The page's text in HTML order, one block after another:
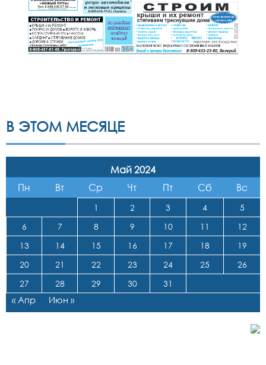
В ЭТОМ МЕСЯЦЕ
Май 2024
Пн
Вт Ср Чт Пт Сб Вс
1 2 3 4
5
6
7 8 9 10 11
12
13
14 15 16 17 18
19
20
21 22 23 24 25
26
27
28 29 30 31
« Апр Июн »